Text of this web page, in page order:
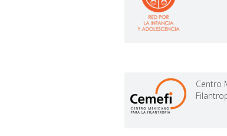
Centro